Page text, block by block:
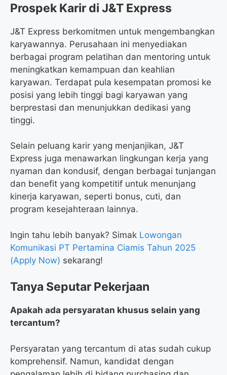
Prospek Karir di J&T Express
J&T Express berkomitmen untuk mengembangkan
karyawannya. Perusahaan ini menyediakan
berbagai program pelatihan dan mentoring untuk
meningkatkan kemampuan dan keahlian
karyawan. Terdapat pula kesempatan promosi ke
posisi yang lebih tinggi bagi karyawan yang
berprestasi dan menunjukkan dedikasi yang
tinggi.
Selain peluang karir yang menjanjikan, J&T
Express juga menawarkan lingkungan kerja yang
nyaman dan kondusif, dengan berbagai tunjangan
dan benefit yang kompetitif untuk menunjang
kinerja karyawan, seperti bonus, cuti, dan
program kesejahteraan lainnya.
Ingin tahu lebih banyak? Simak Lowongan
Komunikasi PT Pertamina Ciamis Tahun 2025
(Apply Now) sekarang!
Tanya Seputar Pekerjaan
Apakah ada persyaratan khusus selain yang
tercantum?
Persyaratan yang tercantum di atas sudah cukup
komprehensif. Namun, kandidat dengan